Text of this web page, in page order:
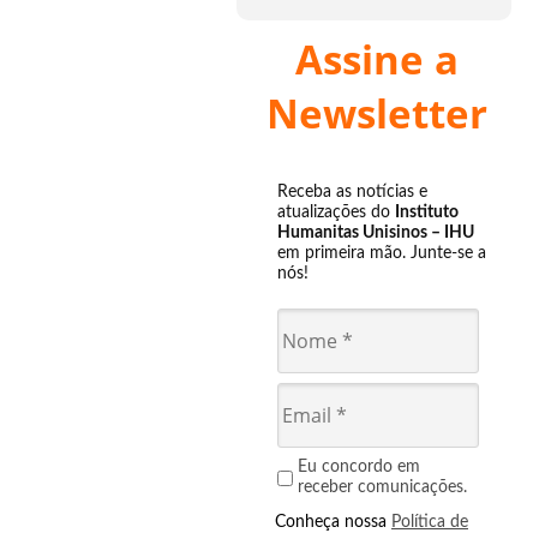
Assine a
Newsletter
Receba as notícias e
atualizações do Instituto
Humanitas Unisinos – IHU
em primeira mão. Junte-se a
nós!
Eu concordo em
receber comunicações.
Conheça nossa Política de